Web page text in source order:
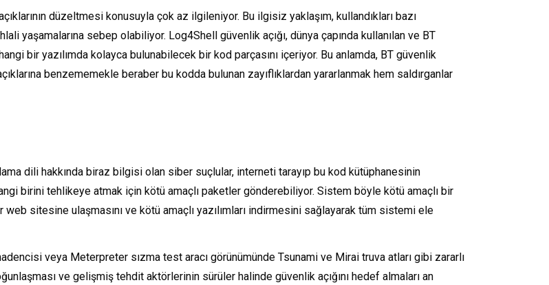
düzeltmesi konusuyla çok az ilgileniyor. Bu ilgisiz yaklaşım, kullandıkları bazı
yaşamalarına sebep olabiliyor. Log4Shell güvenlik açığı, dünya çapında kullanılan ve BT
bir yazılımda kolayca bulunabilecek bir kod parçasını içeriyor. Bu anlamda, BT güvenlik
benzememekle beraber bu kodda bulunan zayıflıklardan yararlanmak hem saldırganlar
dili hakkında biraz bilgisi olan siber suçlular, interneti tarayıp bu kod kütüphanesinin
birini tehlikeye atmak için kötü amaçlı paketler gönderebiliyor. Sistem böyle kötü amaçlı bir
sitesine ulaşmasını ve kötü amaçlı yazılımları indirmesini sağlayarak tüm sistemi ele
veya Meterpreter sızma test aracı görünümünde Tsunami ve Mirai truva atları gibi zararlı
ve gelişmiş tehdit aktörlerinin sürüler halinde güvenlik açığını hedef almaları an